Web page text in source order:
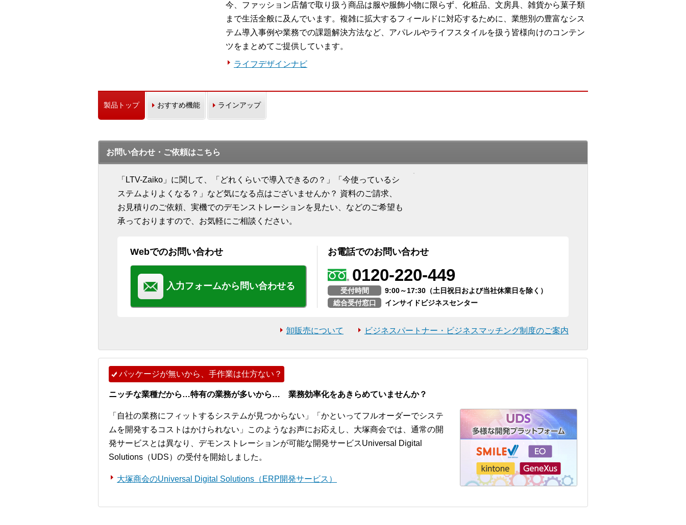
今、ファッション店舗で取り扱う商品は服や服飾小物に限らず、化粧品、文房具、雑貨から菓子類
まで生活全般に及んでいます。複雑に拡大するフィールドに対応するために、業態別の豊富なシス
テム導入事例や業務での課題解決方法など、アパレルやライフスタイルを扱う皆様向けのコンテン
ツをまとめてご提供しています。
ライフデザインナビ
製品トップ おすすめ機能 ラインアップ
お問い合わせ・ご依頼はこちら
「LTV-Zaiko」に関して、「どれくらいで導入できるの？」「今使っているシ
ステムよりよくなる？」など気になる点はございませんか？ 資料のご請求、
お見積りのご依頼、実機でのデモンストレーションを見たい、などのご希望も
承っておりますので、お気軽にご相談ください。
Webでのお問い合わせ
入力フォームから問い合わせる
お電話でのお問い合わせ
0120-220-449
受付時間
9:00～17:30（土日祝日および当社休業日を除く）
総合受付窓口
インサイドビジネスセンター
卸販売について ビジネスパートナー・ビジネスマッチング制度のご案内
パッケージが無いから、手作業は仕方ない？
ニッチな業種だから…特有の業務が多いから… 業務効率化をあきらめていませんか？
「自社の業務にフィットするシステムが見つからない」「かといってフルオーダーでシステ
ムを開発するコストはかけられない」このようなお声にお応えし、大塚商会では、通常の開
発サービスとは異なり、デモンストレーションが可能な開発サービスUniversal Digital
Solutions（UDS）の受付を開始しました。
大塚商会のUniversal Digital Solutions（ERP開発サービス）